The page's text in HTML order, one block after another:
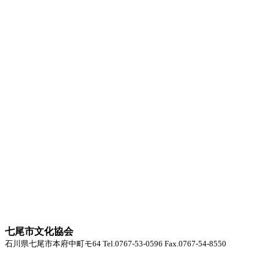
七尾市文化協会
石川県七尾市本府中町モ64 Tel.0767-53-0596 Fax.0767-54-8550